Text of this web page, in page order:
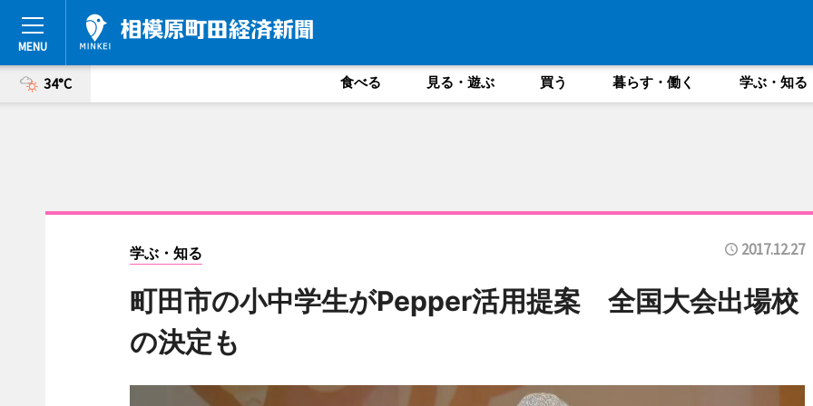
34°C 食べる 見る・遊ぶ 買う 暮らす・働く 学ぶ・知る
学ぶ・知る 2017.12.27
町田市の小中学生がPepper活用提案 全国大会出場校
の決定も